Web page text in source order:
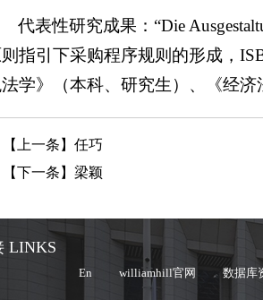
代表性研究成果：“Die
指引下采购程序规则的形成，
学》（本科、研究生）、《经济
【上一条】 任巧
【下一条】 梁颖
LINKS
En williamhill官网 数据库